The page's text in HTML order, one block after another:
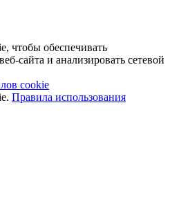
чтобы обеспечивать
сайта и анализировать сетевой
cookie
Правила использования